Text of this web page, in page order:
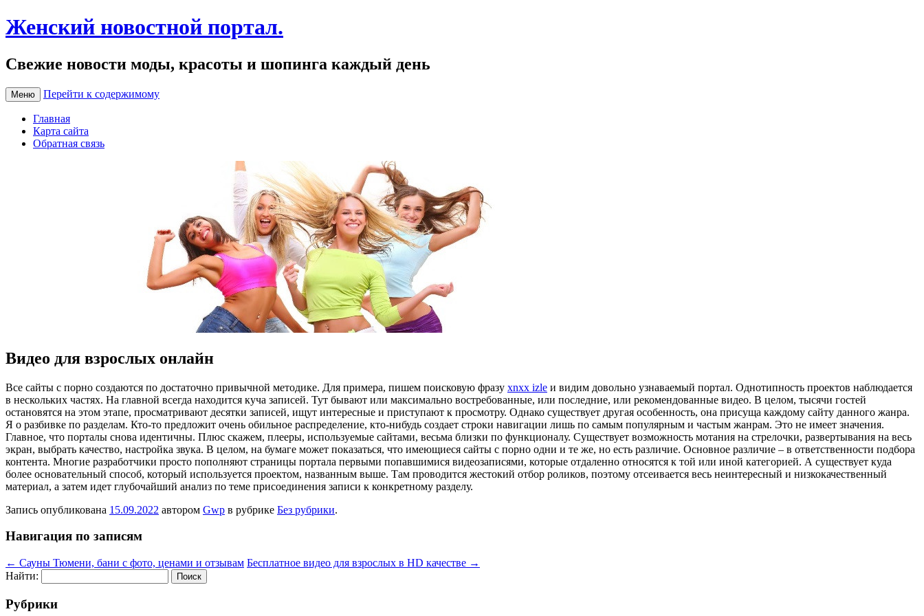
Женский новостной портал.
Свежие новости моды, красоты и шопинга каждый день
Меню Перейти к содержимому
Главная
Карта сайта
Обратная связь
Видео для взрослых онлайн
Всe сaйты с порно создаются по достаточно привычной методике. Для примера, пишем поисковую фразу xnxx izle и видим довольно узнаваемый портал. Однотипность проектов наблюдается
в нескольких частях. На главной всегда находится куча записей. Тут бывают или максимально востребованные, или последние, или рекомендованные видео. В целом, тысячи гостей
остановятся на этом этапе, просматривают десятки записей, ищут интересные и приступают к просмотру. Однако существует другая особенность, она присуща каждому сайту данного жанра.
Я о разбивке по разделам. Кто-то предложит очень обильное распределение, кто-нибудь создает строки навигации лишь по самым популярным и частым жанрам. Это не имеет значения.
Главное, что порталы снова идентичны. Плюс скажем, плееры, используемые сайтами, весьма близки по функционалу. Существует возможность мотания на стрелочки, развертывания на весь
экран, выбрать качество, настройка звука. В целом, на бумаге может показаться, что имеющиеся сайты с порно одни и те же, но есть различие. Основное различие – в ответственности подбора
контента. Многие разработчики просто пополняют страницы портала первыми попавшимися видеозаписями, которые отдаленно относятся к той или иной категорией. А существует куда
более основательный способ, который используется проектом, названным выше. Там проводится жестокий отбор роликов, поэтому отсеивается весь неинтересный и низкокачественный
материал, а затем идет глубочайший анализ по теме присоединения записи к конкретному разделу.
Запись опубликована 15.09.2022 автором Gwp в рубрике Без рубрики.
Навигация по записям
← Сауны Тюмени, бани с фото, ценами и отзывам Бесплатное видео для взрослых в HD качестве →
Найти:
Рубрики